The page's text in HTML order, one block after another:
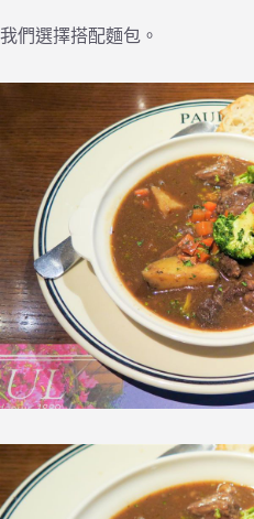
我們選擇搭配麵包。